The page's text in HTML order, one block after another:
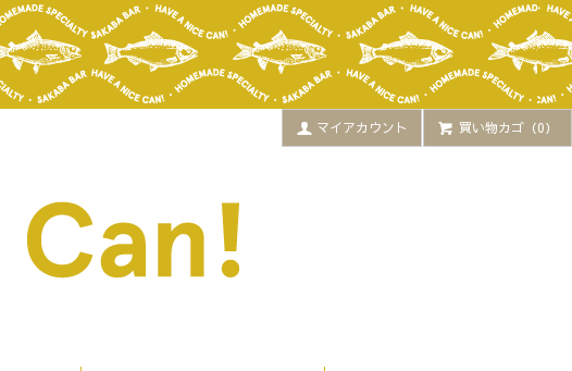
買い物カゴ（0）
マイアカウント